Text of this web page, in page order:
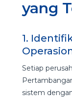
yang
1.
Setiap
sistem